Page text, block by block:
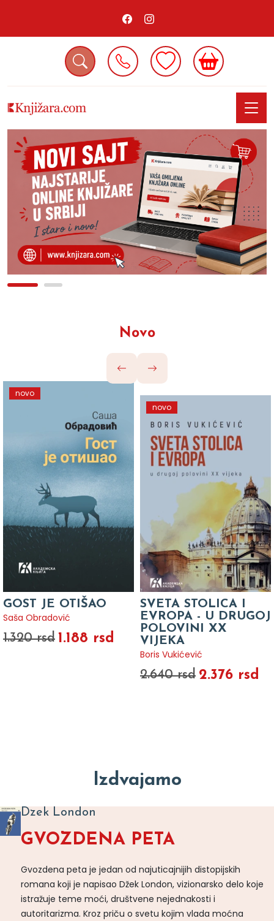
Novo
novo
GOST JE OTIŠAO
Saša Obradović
1.320 rsd 1.188 rsd
novo
SVETA STOLICA I
EVROPA - U DRUGOJ
POLOVINI XX
VIJEKA
Boris Vukićević
2.640 rsd 2.376 rsd
Izdvajamo
Dzek London
GVOZDENA PETA
Gvozdena peta je jedan od najuticajnijih distopijskih
romana koji je napisao Džek London, vizionarsko delo koje
istražuje teme moći, društvene nejednakosti i
autoritarizma. Kroz priču o svetu kojim vlada moćna